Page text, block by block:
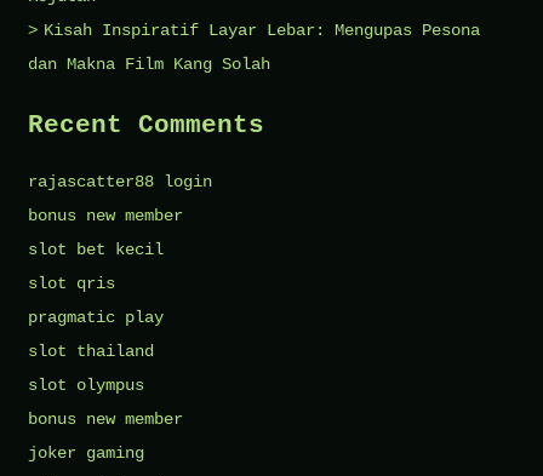
Kisah Inspiratif Layar Lebar: Mengupas Pesona
dan Makna Film Kang Solah
Recent Comments
rajascatter88 login
bonus new member
slot bet kecil
slot qris
pragmatic play
slot thailand
slot olympus
bonus new member
joker gaming